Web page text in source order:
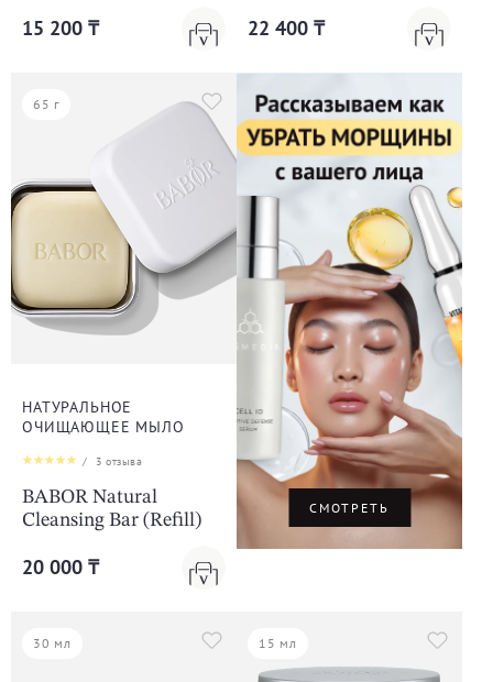
15 200 ₸ 22 400 ₸
65 г
НАТУРАЛЬНОЕ
ОЧИЩАЮЩЕЕ МЫЛО
/ 3 отзыва
BABOR Natural
Cleansing Bar (Refill)
20 000 ₸
СМОТРЕТЬ
30 мл 15 мл